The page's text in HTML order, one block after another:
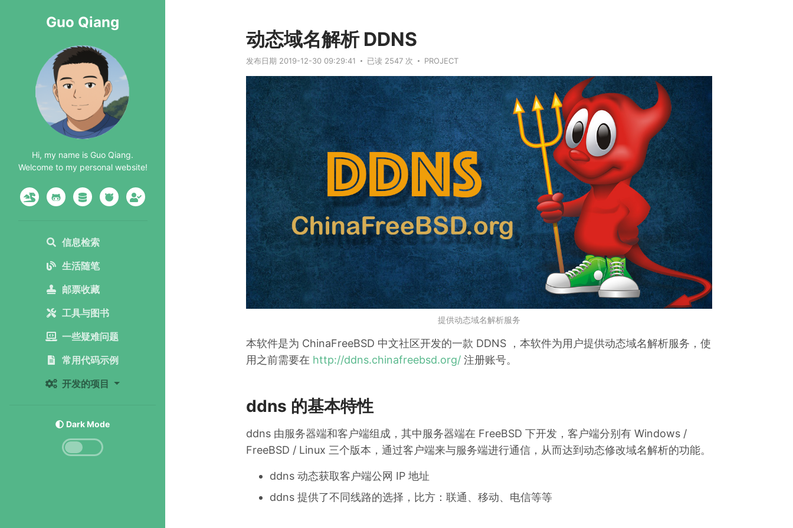
Guo Qiang
Hi, my name is Guo Qiang.
Welcome to my personal website!
信息检索
生活随笔
邮票收藏
工具与图书
一些疑难问题
常用代码示例
开发的项目
Dark Mode
动态域名解析 DDNS
发布日期 2019-12-30 09:29:41 已读 2547 次 PROJECT
提供动态域名解析服务
本软件是为 ChinaFreeBSD 中文社区开发的一款 DDNS ，本软件为用户提供动态域名解析服务，使
用之前需要在 http://ddns.chinafreebsd.org/ 注册账号。
ddns 的基本特性
ddns 由服务器端和客户端组成，其中服务器端在 FreeBSD 下开发，客户端分别有 Windows /
FreeBSD / Linux 三个版本，通过客户端来与服务端进行通信，从而达到动态修改域名解析的功能。
ddns 动态获取客户端公网 IP 地址
ddns 提供了不同线路的选择，比方：联通、移动、电信等等